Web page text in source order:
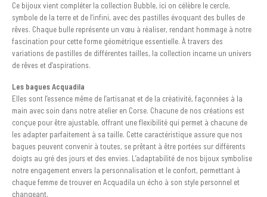
Ce bijoux vient compléter la collection Bubble, ici on célèbre le cercle,
symbole de la terre et de l’infini, avec des pastilles évoquant des bulles de
rêves. Chaque bulle représente un vœu à réaliser, rendant hommage à notre
fascination pour cette forme géométrique essentielle. À travers des
variations de pastilles de différentes tailles, la collection incarne un univers
de rêves et d’aspirations.
Les bagues Acquadila
Elles sont l’essence même de l’artisanat et de la créativité, façonnées à la
main avec soin dans notre atelier en Corse. Chacune de nos créations est
conçue pour être ajustable, offrant une flexibilité qui permet à chacune de
les adapter parfaitement à sa taille. Cette caractéristique assure que nos
bagues peuvent convenir à toutes, se prêtant à être portées sur différents
doigts au gré des jours et des envies. L’adaptabilité de nos bijoux symbolise
notre engagement envers la personnalisation et le confort, permettant à
chaque femme de trouver en Acquadila un écho à son style personnel et
changeant.